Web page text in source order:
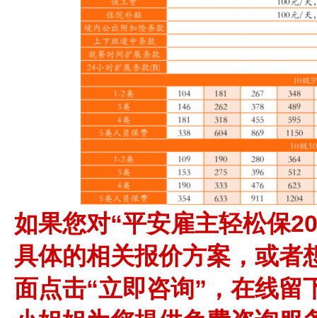
如果您对“平安雇主轻松保
具体的相关报价方案，或者
面点击“立即咨询”，在线留